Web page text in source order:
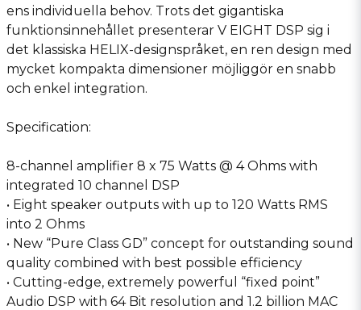
ens individuella behov. Trots det gigantiska
funktionsinnehållet presenterar V EIGHT DSP sig i
det klassiska HELIX-designspråket, en ren design med
mycket kompakta dimensioner möjliggör en snabb
och enkel integration.
Specification:
8-channel amplifier 8 x 75 Watts @ 4 Ohms with
integrated 10 channel DSP
• Eight speaker outputs with up to 120 Watts RMS
into 2 Ohms
• New “Pure Class GD” concept for outstanding sound
quality combined with best possible efficiency
• Cutting-edge, extremely powerful “fixed point”
Audio DSP with 64 Bit resolution and 1.2 billion MAC